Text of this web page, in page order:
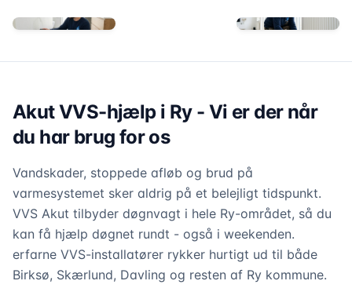
Akut VVS-hjælp i Ry - Vi er der når
du har brug for os
Vandskader, stoppede afløb og brud på
varmesystemet sker aldrig på et belejligt tidspunkt.
VVS Akut tilbyder døgnvagt i hele Ry-området, så du
kan få hjælp døgnet rundt - også i weekenden.
erfarne VVS-installatører rykker hurtigt ud til både
Birksø, Skærlund, Davling og resten af Ry kommune.